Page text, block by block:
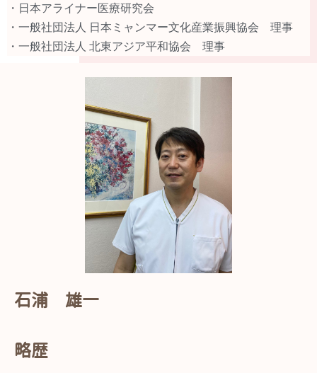
・日本アライナー医療研究会
・一般社団法人 日本ミャンマー文化産業振興協会 理事
・一般社団法人 北東アジア平和協会 理事
石浦 雄一
略歴